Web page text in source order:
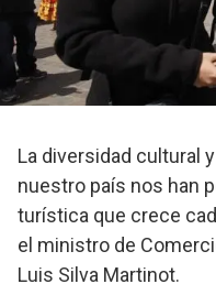
La diversidad cultural
nuestro país nos han
turística que crece
el ministro de
Luis Silva Martinot.